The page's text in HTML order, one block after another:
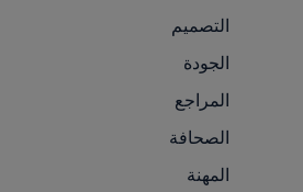
التصميم
الجودة
المراجع
الصحافة
المهنة